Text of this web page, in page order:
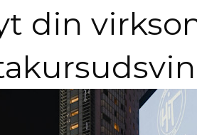
din